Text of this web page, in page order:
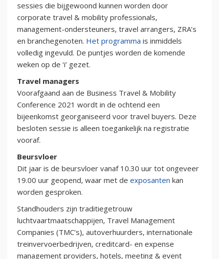
sessies die bijgewoond kunnen worden door
corporate travel & mobility professionals,
management-ondersteuners, travel arrangers, ZRA’s
en branchegenoten. Het programma is inmiddels
volledig ingevuld. De puntjes worden de komende
weken op de ‘i’ gezet.
Travel managers
Voorafgaand aan de Business Travel & Mobility
Conference 2021 wordt in de ochtend een
bijeenkomst georganiseerd voor travel buyers. Deze
besloten sessie is alleen toegankelijk na registratie
vooraf.
Beursvloer
Dit jaar is de beursvloer vanaf 10.30 uur tot ongeveer
19.00 uur geopend, waar met de exposanten kan
worden gesproken.
Standhouders zijn traditiegetrouw
luchtvaartmaatschappijen, Travel Management
Companies (TMC’s), autoverhuurders, internationale
treinvervoerbedrijven, creditcard- en expense
management providers, hotels, meeting & event